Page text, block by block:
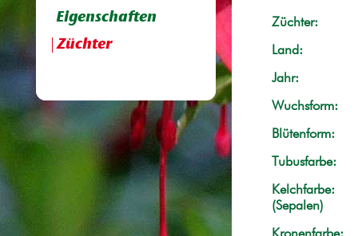
Eigenschaften
Züchter
Züchter:
Land:
Jahr:
Wuchsform:
Blütenform:
Tubusfarbe:
Kelchfarbe:
(Sepalen)